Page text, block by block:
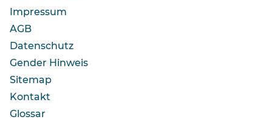
Impressum
AGB
Datenschutz
Gender Hinweis
Sitemap
Kontakt
Glossar